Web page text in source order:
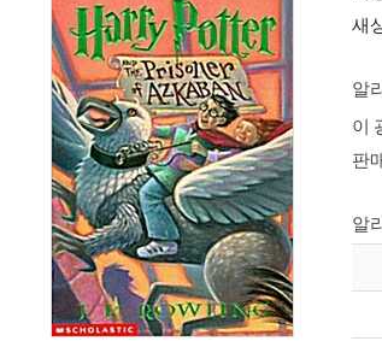
새
알
이
판
알